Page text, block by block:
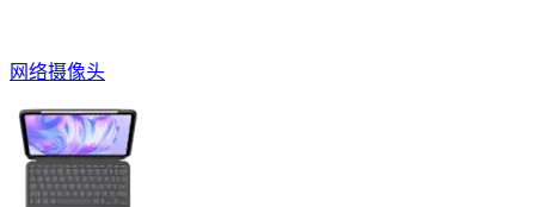
网络摄像头